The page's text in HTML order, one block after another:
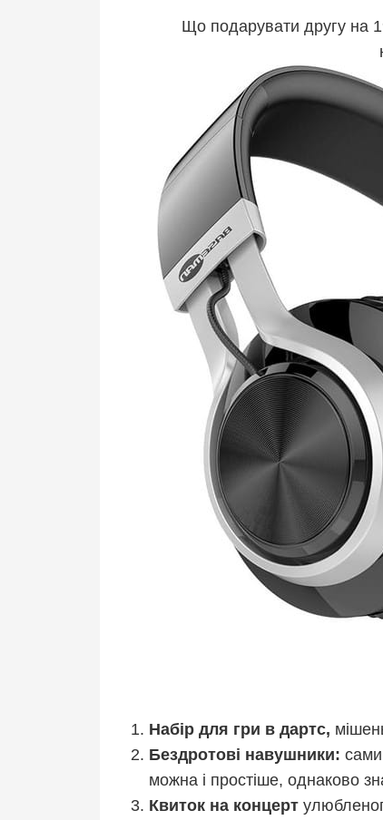
Що подарувати другу на
Набір для гри в дартс,
Бездротові навушники:
можна і простіше, однаково
Квиток на концерт